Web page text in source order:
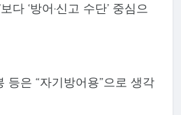
다 ‘방어·신고 수단’ 중심으
등은 “자기방어용”으로 생각